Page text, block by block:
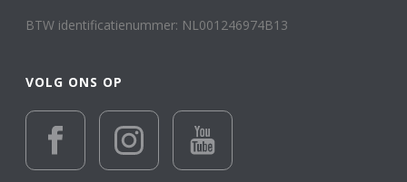
BTW identificatienummer: NL001246974B13
VOLG ONS OP